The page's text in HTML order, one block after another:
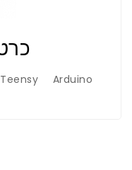
Arduino
Teensy